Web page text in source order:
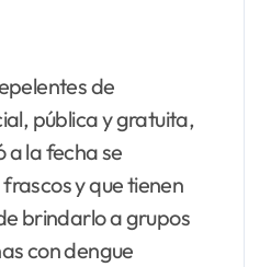
de
pública y gratuita,
la fecha se
y que tienen
brindarlo a grupos
con dengue